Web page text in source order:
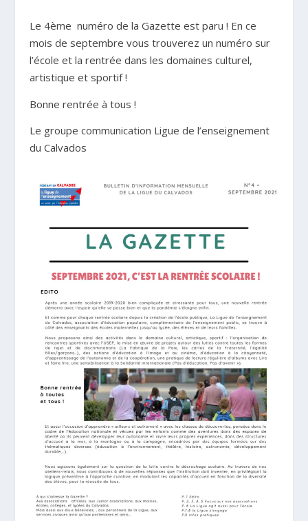
Le 4ème numéro de la Gazette est paru ! En ce
mois de septembre vous trouverez un numéro sur
l’école et la rentrée dans les domaines culturel,
artistique et sportif !
Bonne rentrée à tous !
Le groupe communication Ligue de l’enseignement
du Calvados